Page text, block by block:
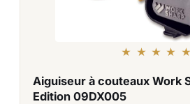
★ ★ ★ ★ ★
Aiguiseur à couteaux Work
Edition 09DX005